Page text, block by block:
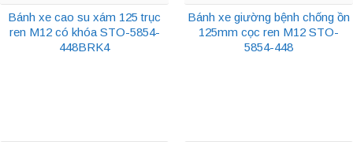
Bánh xe cao su xám 125 trục
ren M12 có khóa STO-5854-
448BRK4
Bánh xe giường bệnh chống ồn
125mm cọc ren M12 STO-
5854-448